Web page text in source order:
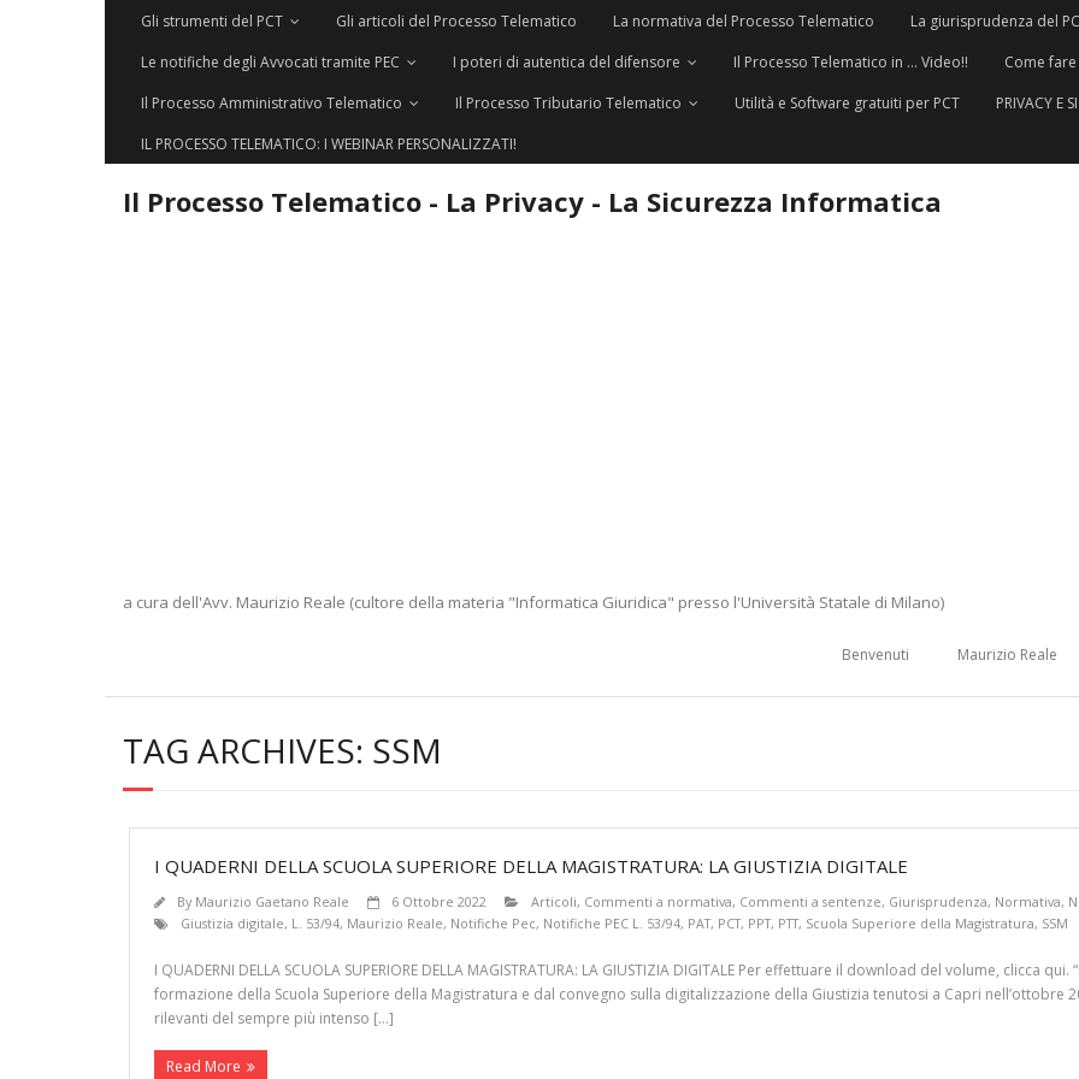
Gli strumenti del PCT Gli articoli del Processo Telematico La normativa del Processo Telematico
La giurisprudenza del
Le notifiche degli Avvocati tramite PEC
I poteri di autentica del difensore Il Processo Telematico in … Video!!
Come
Il Processo Amministrativo Telematico
Il Processo Tributario Telematico Utilità e Software gratuiti per PCT
PRIVACY E
IL PROCESSO TELEMATICO: I WEBINAR PERSONALIZZATI!
Il Processo Telematico - La Privacy - La Sicurezza Informatica
a cura dell'Avv. Maurizio Reale (cultore della materia "Informatica Giuridica" presso l'Università Statale di Milano)
Benvenuti Maurizio Reale
TAG ARCHIVES: SSM
I QUADERNI DELLA SCUOLA SUPERIORE DELLA MAGISTRATURA: LA GIUSTIZIA DIGITALE
By Maurizio Gaetano Reale 6 Ottobre 2022 Articoli, Commenti a normativa, Commenti a sentenze, Giurisprudenza, Normativa,
Giustizia digitale, L. 53/94, Maurizio Reale, Notifiche Pec, Notifiche PEC L. 53/94, PAT, PCT, PPT, PTT, Scuola Superiore della Magistratura, SSM
I QUADERNI DELLA SCUOLA SUPERIORE DELLA MAGISTRATURA: LA GIUSTIZIA DIGITALE Per effettuare il download del volume, clicca
formazione della Scuola Superiore della Magistratura e dal convegno sulla digitalizzazione della Giustizia tenutosi a Capri nell’ottobre
rilevanti del sempre più intenso […]
Read More